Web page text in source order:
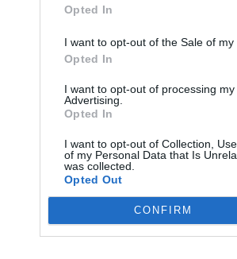
Opted In
I want to opt-out of the Sale of
Opted In
I want to opt-out of processing
Advertising.
Opted In
I want to opt-out of Collection,
of my Personal Data that Is
was collected.
Opted Out
CONFIRM